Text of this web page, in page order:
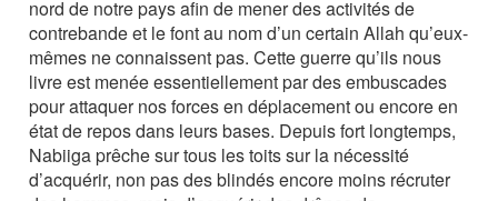
nord de notre pays afin de mener des activités de
contrebande et le font au nom d’un certain Allah qu’eux-
mêmes ne connaissent pas. Cette guerre qu’ils nous
livre est menée essentiellement par des embuscades
pour attaquer nos forces en déplacement ou encore en
état de repos dans leurs bases. Depuis fort longtemps,
Nabiiga prêche sur tous les toits sur la nécessité
d’acquérir, non pas des blindés encore moins récruter